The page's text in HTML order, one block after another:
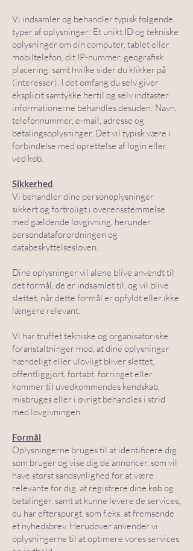
Vi indsamler og behandler typisk følgende
typer af oplysninger: Et unikt ID og tekniske
oplysninger om din computer, tablet eller
mobiltelefon, dit IP-nummer, geografisk
placering, samt hvilke sider du klikker på
(interesser). I det omfang du selv giver
eksplicit samtykke hertil og selv indtaster
informationerne behandles desuden: Navn,
telefonnummer, e-mail, adresse og
betalingsoplysninger. Det vil typisk være i
forbindelse med oprettelse af login eller
ved køb.
Sikkerhed
Vi behandler dine personoplysninger
sikkert og fortroligt i overensstemmelse
med gældende lovgivning, herunder
persondataforordningen og
databeskyttelsesloven.
Dine oplysninger vil alene blive anvendt til
det formål, de er indsamlet til, og vil blive
slettet, når dette formål er opfyldt eller ikke
længere relevant.
Vi har truffet tekniske og organisatoriske
foranstaltninger mod, at dine oplysninger
hændeligt eller ulovligt bliver slettet,
offentliggjort, fortabt, forringet eller
kommer til uvedkommendes kendskab,
misbruges eller i øvrigt behandles i strid
med lovgivningen.
Formål
Oplysningerne bruges til at identificere dig
som bruger og vise dig de annoncer, som vil
have størst sandsynlighed for at være
relevante for dig, at registrere dine køb og
betalinger, samt at kunne levere de services,
du har efterspurgt, som f.eks. at fremsende
et nyhedsbrev. Herudover anvender vi
oplysningerne til at optimere vores services